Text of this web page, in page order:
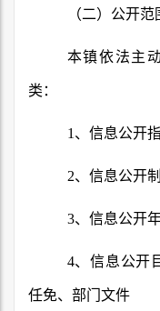
（二）公开范
本镇依法主
类：
1 、信息公开指
2、信息公开制
3、信息公开年
4、信息公开
任免、部门文件